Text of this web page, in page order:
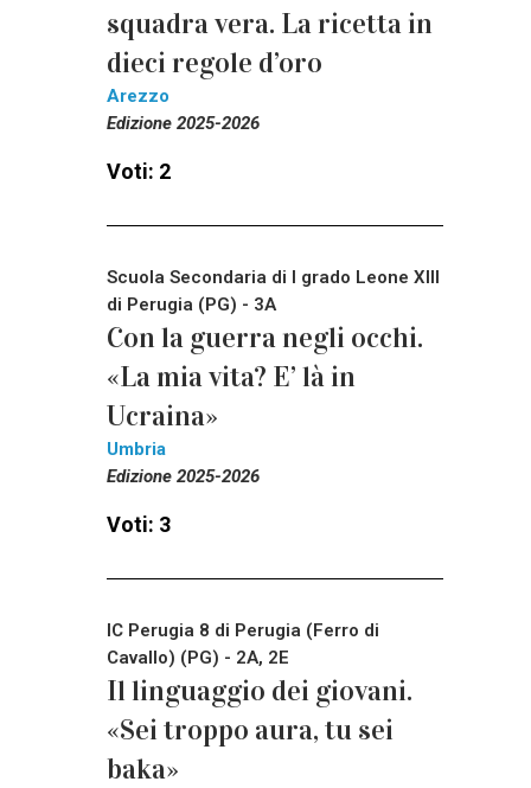
squadra vera. La ricetta in
dieci regole d’oro
Arezzo
Edizione 2025-2026
Voti: 2
Scuola Secondaria di I grado Leone XIII
di Perugia (PG) - 3A
Con la guerra negli occhi.
«La mia vita? E’ là in
Ucraina»
Umbria
Edizione 2025-2026
Voti: 3
IC Perugia 8 di Perugia (Ferro di
Cavallo) (PG) - 2A, 2E
Il linguaggio dei giovani.
«Sei troppo aura, tu sei
baka»